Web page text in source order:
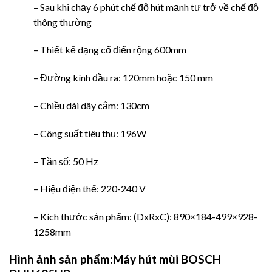
– Sau khi chạy 6 phút chế độ hút mạnh tự trở về chế độ
thông thường
– Thiết kế dạng cổ điển rộng 600mm
– Đường kính đầu ra: 120mm hoặc 150 mm
– Chiều dài dây cắm: 130cm
– Công suất tiêu thụ: 196W
– Tần số: 50 Hz
– Hiệu điện thế: 220-240 V
– Kích thước sản phẩm: (DxRxC): 890×184-499×928-
1258mm
Hình ảnh sản phẩm:Máy hút mùi BOSCH